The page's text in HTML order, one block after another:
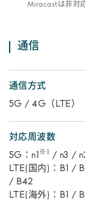
Miracastは非対
通信
通信方式
5G / 4G（LTE）
対応周波数
5G：n1 ※1 / n3 /
LTE(国内)：B1 /
/ B42
LTE(海外)：B1 /